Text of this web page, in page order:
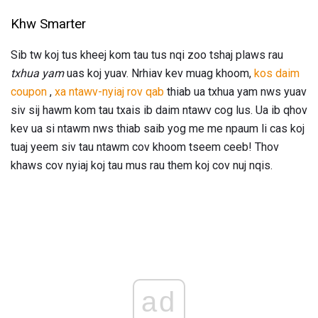
Khw Smarter
Sib tw koj tus kheej kom tau tus nqi zoo tshaj plaws rau
txhua yamuas koj yuav. Nrhiav kev muag khoom, kos daim
coupon , xa ntawv-nyiaj rov qab thiab ua txhua yam nws yuav
siv sij hawm kom tau txais ib daim ntawv cog lus. Ua ib qhov
kev ua si ntawm nws thiab saib yog me me npaum li cas koj
tuaj yeem siv tau ntawm cov khoom tseem ceeb! Thov
khaws cov nyiaj koj tau mus rau them koj cov nuj nqis.
ad